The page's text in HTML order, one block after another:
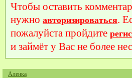
Чтобы оставить
нужно авторизироваться.
пожалуйста пройдите
и займёт у Вас не более
Аленка